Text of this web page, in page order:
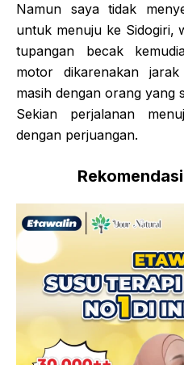
Namun saya tidak
untuk menuju ke Sidogiri,
tupangan becak
motor dikarenakan
masih dengan orang yang
Sekian perjalanan
dengan perjuangan.